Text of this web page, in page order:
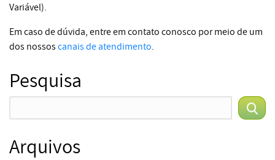
Variável).
Em caso de dúvida, entre em contato conosco por meio de um
dos nossos canais de atendimento.
Pesquisa
Arquivos